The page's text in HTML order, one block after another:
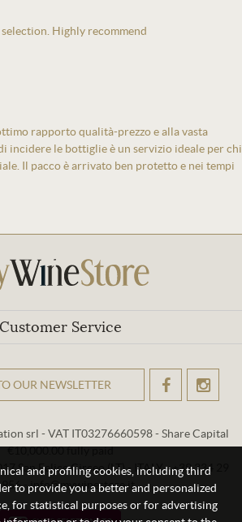
Highly recommend
rapporto qualità-prezzo e alla vasta
incidere le bottiglie è un servizio ideale per chi
Il pacco è arrivato ben protetto e nei tempi
Customer Service
and profiling cookies, including third
to provide you a better and personalized
for statistical purposes or for advertising
OUR NEWSLETTER
srl - VAT IT03276660598 - Share Capital
€10,000.00 fully paid
San Felice Circeo (LT) - ITALY - +39 334 29
- info@mywinestore.it